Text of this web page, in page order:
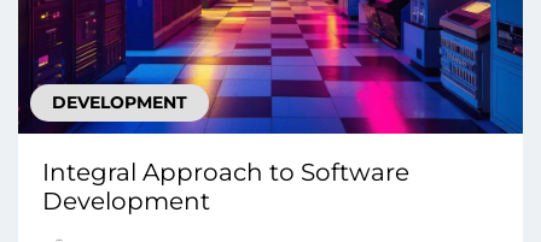
DEVELOPMENT
Integral Approach tо Software
Development